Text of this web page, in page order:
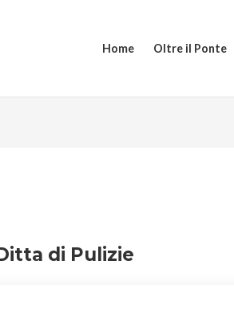
Home Oltre il Ponte
di Pulizie